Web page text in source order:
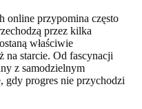
online przypomina często
przez kilka
właściwie
na starcie. Od fascynacji
z samodzielnym
gdy progres nie przychodzi